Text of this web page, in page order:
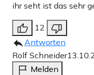
ihr seht ist das sehr
12
Antworten
Rolf Schneider
Melden